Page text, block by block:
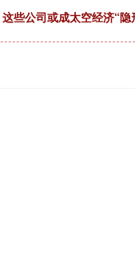
些公司或成太空经济“隐